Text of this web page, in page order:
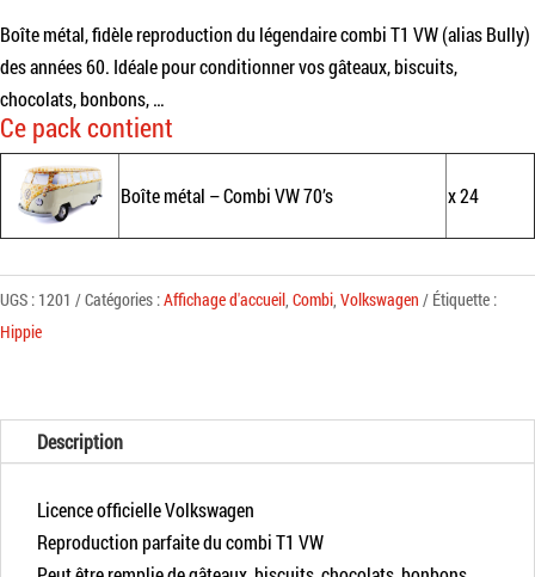
Boîte métal, fidèle reproduction du légendaire combi T1 VW (alias Bully)
des années 60. Idéale pour conditionner vos gâteaux, biscuits,
chocolats, bonbons, …
Ce pack contient
Boîte métal – Combi VW 70’s x 24
UGS : 1201 Catégories :Affichage d'accueil, Combi, Volkswagen
Étiquette :
Hippie
Description
Licence officielle Volkswagen
Reproduction parfaite du combi T1 VW